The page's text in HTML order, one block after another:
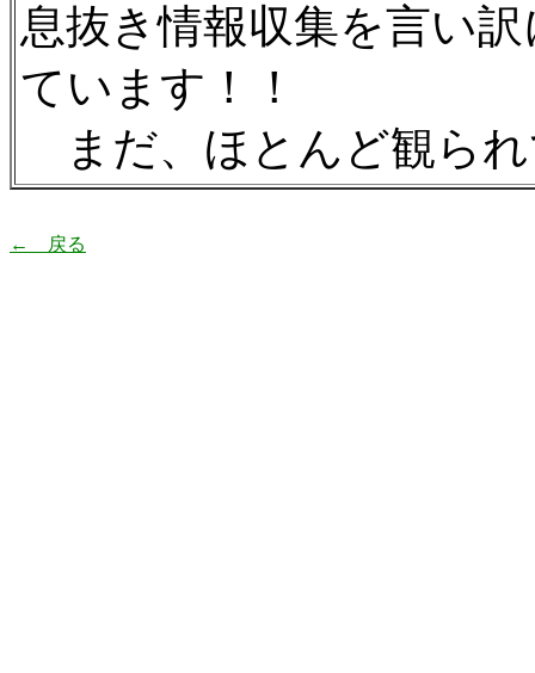
息抜き情報収集を言い
ています！！
まだ、ほとんど観ら
← 戻る